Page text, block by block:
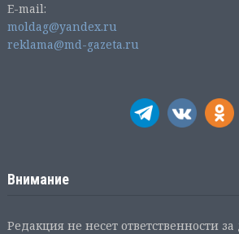
E-mail:
moldag@yandex.ru
reklama@md-gazeta.ru
Внимание
Редакция не несет ответственности за